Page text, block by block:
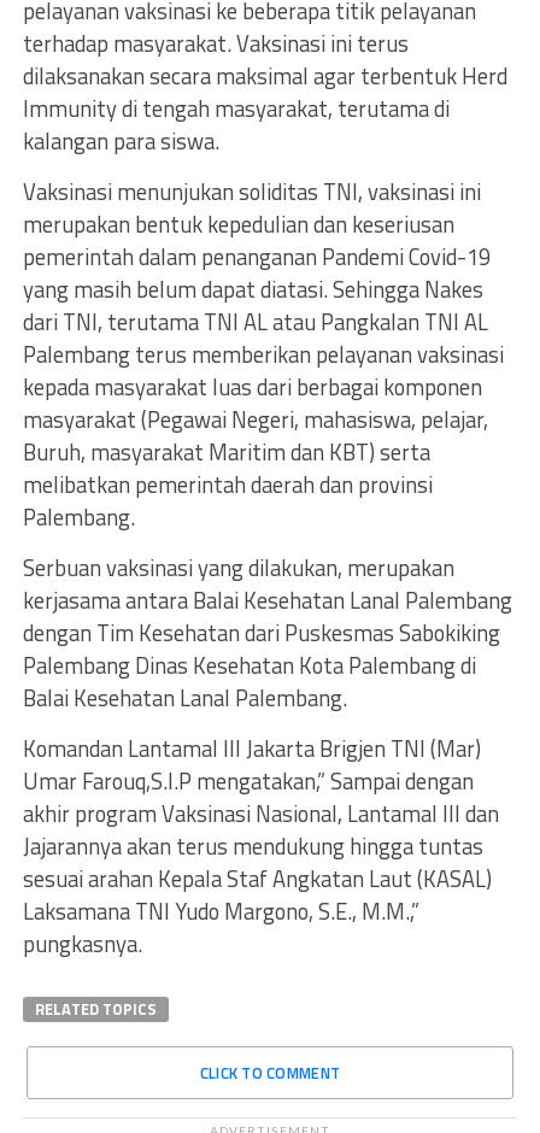
pelayanan vaksinasi ke beberapa titik pelayanan
terhadap masyarakat. Vaksinasi ini terus
dilaksanakan secara maksimal agar terbentuk Herd
Immunity di tengah masyarakat, terutama di
kalangan para siswa.
Vaksinasi menunjukan soliditas TNI, vaksinasi ini
merupakan bentuk kepedulian dan keseriusan
pemerintah dalam penanganan Pandemi Covid-19
yang masih belum dapat diatasi. Sehingga Nakes
dari TNI, terutama TNI AL atau Pangkalan TNI AL
Palembang terus memberikan pelayanan vaksinasi
kepada masyarakat luas dari berbagai komponen
masyarakat (Pegawai Negeri, mahasiswa, pelajar,
Buruh, masyarakat Maritim dan KBT) serta
melibatkan pemerintah daerah dan provinsi
Palembang.
Serbuan vaksinasi yang dilakukan, merupakan
kerjasama antara Balai Kesehatan Lanal Palembang
dengan Tim Kesehatan dari Puskesmas Sabokiking
Palembang Dinas Kesehatan Kota Palembang di
Balai Kesehatan Lanal Palembang.
Komandan Lantamal III Jakarta Brigjen TNI (Mar)
Umar Farouq,S.I.P mengatakan,” Sampai dengan
akhir program Vaksinasi Nasional, Lantamal III dan
Jajarannya akan terus mendukung hingga tuntas
sesuai arahan Kepala Staf Angkatan Laut (KASAL)
Laksamana TNI Yudo Margono, S.E., M.M.,”
pungkasnya.
RELATED TOPICS
CLICK TO COMMENT